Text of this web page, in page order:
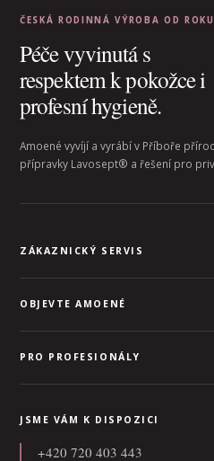
ČESKÁ RODINNÁ VÝROBA OD
Péče vyvinutá s
respektem k pokožce i
profesní hygieně.
Amoené vyvíjí a vyrábí v Příboře
přípravky Lavosept® a řešení pro
ZÁKAZNICKÝ SERVIS
OBJEVTE AMOENÉ
PRO PROFESIONÁLY
JSME VÁM K DISPOZICI
+420 720 403 443